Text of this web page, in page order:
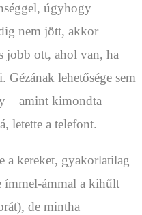
úgyhogy
nem jött, akkor
jobb ott, ahol van, ha
lehetősége sem
– amint kimondta
letette a telefont.
a kereket, gyakorlatilag
ímmel-ámmal a kihűlt
de mintha